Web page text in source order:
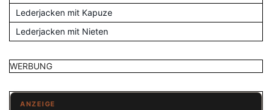
Lederjacken mit Kapuze
Lederjacken mit Nieten
WERBUNG
ANZEIGE